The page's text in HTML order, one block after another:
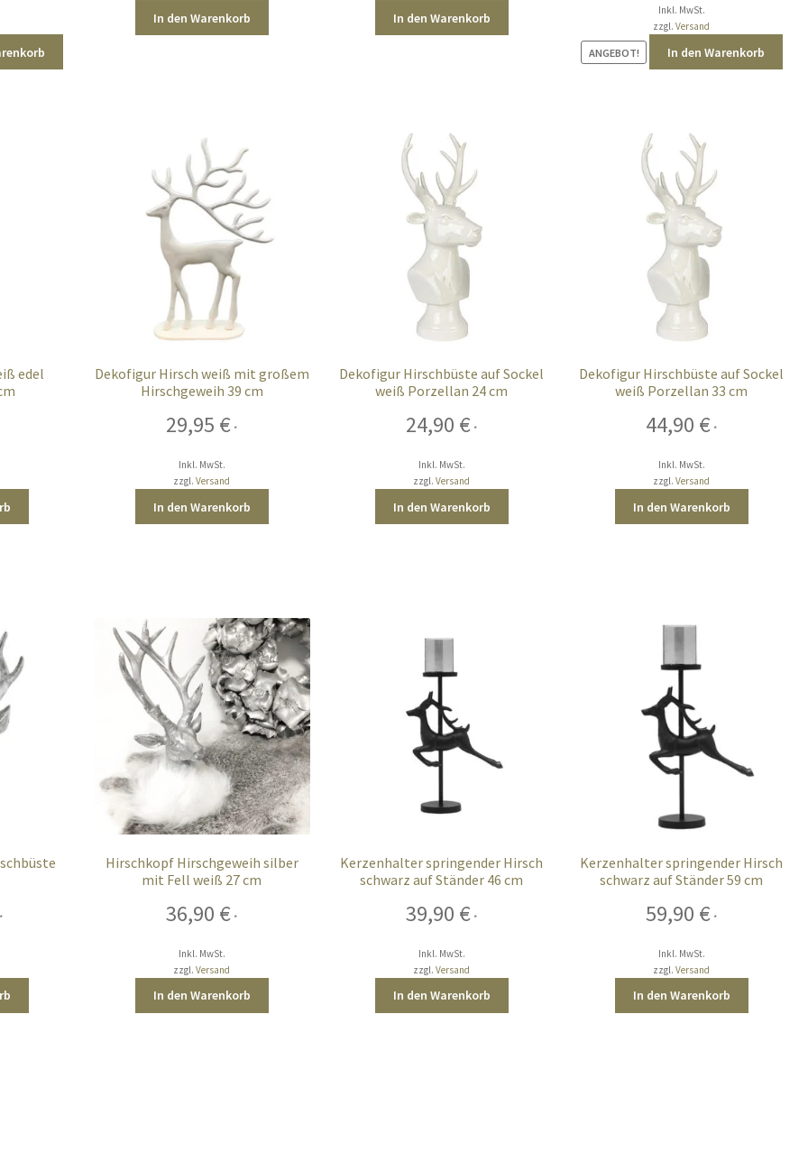
In den Warenkorb In den Warenkorb
55,00 €
Inkl. MwSt.
zzgl.Versand
ANGEBOT! In den Warenkorb
edel
Dekofigur Hirsch weiß mit großem
Hirschgeweih 39 cm
29,95 € *
Inkl. MwSt.
zzgl.Versand
In den Warenkorb
Dekofigur Hirschbüste auf Sockel
weiß Porzellan 24 cm
24,90 € *
Inkl. MwSt.
zzgl.Versand
In den Warenkorb
Dekofigur Hirschbüste auf Sockel
weiß Porzellan 33 cm
44,90 € *
Inkl. MwSt.
zzgl.Versand
In den Warenkorb
*
Hirschkopf Hirschgeweih silber
mit Fell weiß 27 cm
36,90 € *
Inkl. MwSt.
zzgl.Versand
In den Warenkorb
Kerzenhalter springender Hirsch
schwarz auf Ständer 46 cm
39,90 € *
Inkl. MwSt.
zzgl.Versand
In den Warenkorb
Kerzenhalter springender Hirsch
schwarz auf Ständer 59 cm
59,90 € *
Inkl. MwSt.
zzgl.Versand
In den Warenkorb